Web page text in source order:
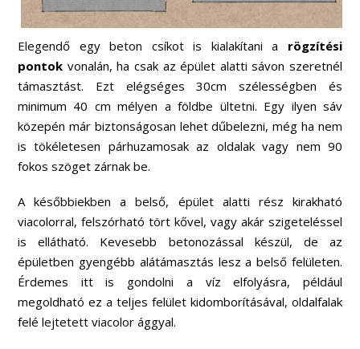
Elegendő egy beton csíkot is kialakítani a rögzítési
pontok vonalán, ha csak az épület alatti sávon szeretnél
támasztást. Ezt elégséges 30cm szélességben és
minimum 40 cm mélyen a földbe ültetni. Egy ilyen sáv
közepén már biztonságosan lehet dűbelezni, még ha nem
is tökéletesen párhuzamosak az oldalak vagy nem 90
fokos szöget zárnak be.
A későbbiekben a belső, épület alatti rész kirakható
viacolorral, felszórható tört kővel, vagy akár szigeteléssel
is ellátható. Kevesebb betonozással készül, de az
épületben gyengébb alátámasztás lesz a belső felületen.
Érdemes itt is gondolni a víz elfolyásra, például
megoldható ez a teljes felület kidomborításával, oldalfalak
felé lejtetett viacolor ággyal.